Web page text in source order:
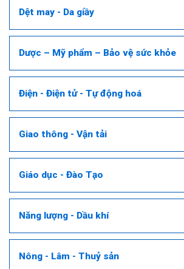
Dệt may - Da giầy
Dược – Mỹ phẩm – Bảo vệ sức khỏe
Điện - Điện tử - Tự động hoá
Giao thông - Vận tải
Giáo dục - Đào Tạo
Năng lượng - Dầu khí
Nông - Lâm - Thuỷ sản